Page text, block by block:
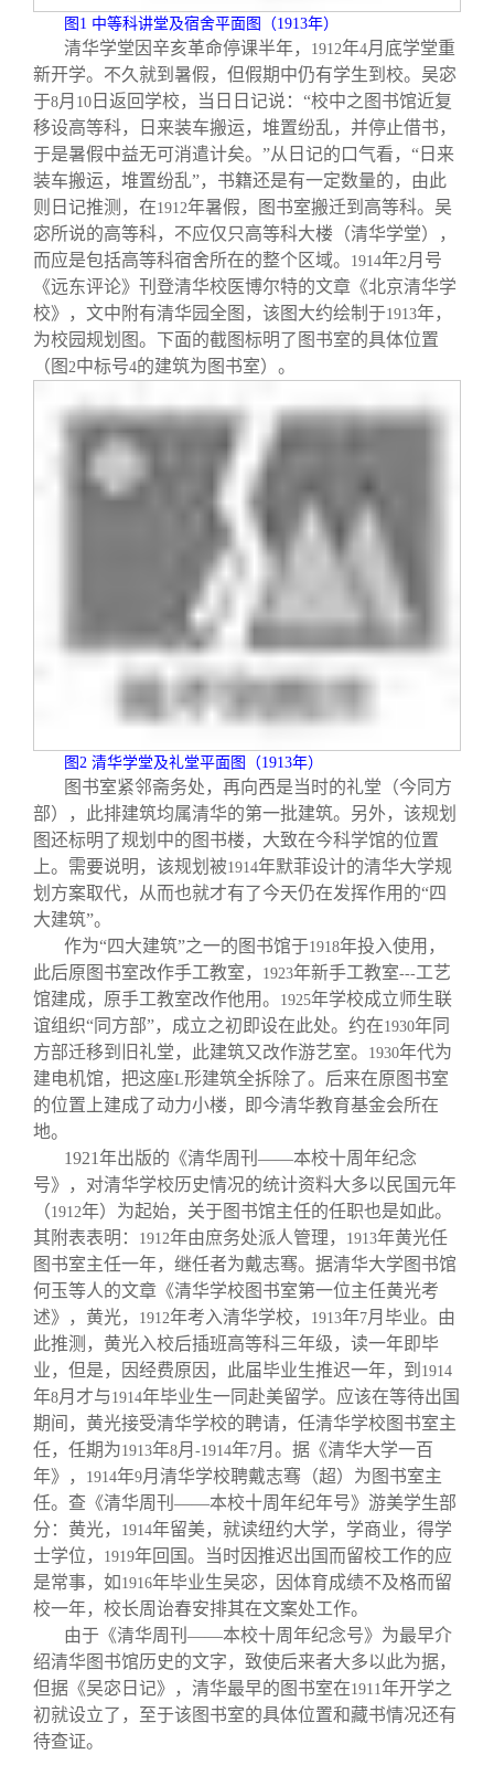
图 1 中等科讲堂及宿舍平面图（1913年）
清华学堂因辛亥革命停课半年， 1912年4月底学堂重
新开学。不久就到暑假，但假期中仍有学生到校。吴宓
于8月 10 日返回学校，当日日记说：“校中之图书馆近复
移设高等科，日来装车搬运，堆置纷乱，并停止借书，
于是暑假中益无可消遣计矣。”从日记的口气看，“日来
装车搬运，堆置纷乱”，书籍还是有一定数量的，由此
则日记推测，在1912年暑假，图书室搬迁到高等科。吴
宓所说的高等科，不应仅只高等科大楼（清华学堂），
而应是包括高等科宿舍所在的整个区域。
1914年2 月号
《远东评论》刊登清华校医博尔特的文章《北京清华学
校》，文中附有清华园全图，该图大约绘制于1913年，
为校园规划图。下面的截图标明了图书室的具体位置
（图 2中标号4的建筑为图书室）。
图2 清华学堂及礼堂平面图（1913年）
图书室紧邻斋务处，再向西是当时的礼堂（今同方
部），此排建筑均属清华的第一批建筑。另外，该规划
图还标明了规划中的图书楼，大致在今科学馆的位置
上。需要说明，该规划被1914年默菲设计的清华大学规
划方案取代，从而也就才有了今天仍在发挥作用的“四
大建筑”。
作为“四大建筑”之一的图书馆于1918年投入使用，
此后原图书室改作手工教室，
1923年新手工教室---工艺
馆建成，原手工教室改作他用。
1925年学校成立师生联
谊组织“同方部”，成立之初即设在此处。约在1930年同
方部迁移到旧礼堂，此建筑又改作游艺室。
1930年代为
建电机馆，把这座L形建筑全拆除了。后来在原图书室
的位置上建成了动力小楼，即今清华教育基金会所在
地。
1921年出版的《清华周刊——本校十周年纪念
号》，对清华学校历史情况的统计资料大多以民国元年
（1912年）为起始，关于图书馆主任的任职也是如此。
其附表表明：
1912年由庶务处派人管理， 1913年黄光任
图书室主任一年，继任者为戴志骞。据清华大学图书馆
何玉等人的文章《清华学校图书室第一位主任黄光考
述》，黄光，
1912年考入清华学校， 1913年7月毕业。由
此推测，黄光入校后插班高等科三年级，读一年即毕
业，但是，因经费原因，此届毕业生推迟一年，到 1914
年8月才与1914年毕业生一同赴美留学。应该在等待出国
期间，黄光接受清华学校的聘请，任清华学校图书室主
任，任期为1913年8月 -1914年7月。据《清华大学一百
年》，
1914年9月清华学校聘戴志骞（超）为图书室主
任。查《清华周刊——本校十周年纪年号》游美学生部
分：黄光，
1914年留美，就读纽约大学，学商业，得学
士学位，
1919年回国。当时因推迟出国而留校工作的应
是常事，如 1916年毕业生吴宓，因体育成绩不及格而留
校一年，校长周诒春安排其在文案处工作。
由于《清华周刊——本校十周年纪念号》为最早介
绍清华图书馆历史的文字，致使后来者大多以此为据，
但据《吴宓日记》，清华最早的图书室在1911年开学之
初就设立了，至于该图书室的具体位置和藏书情况还有
待查证。